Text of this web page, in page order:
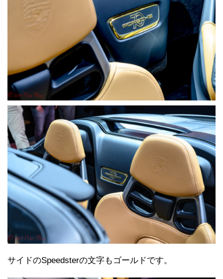
サイドのSpeedsterの文字もゴールドです。